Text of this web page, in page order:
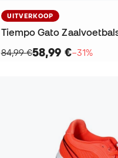
UITVERKOOP
Tiempo Gato
84,99 €58,99 €−31%